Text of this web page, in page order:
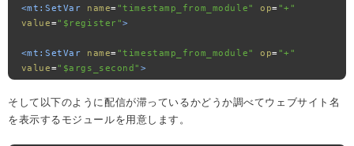
<mt:SetVar
name= "timestamp_from_module" op= "+"
value="$register">
<mt:SetVar name= "timestamp_from_module" op= "+"
value="$args_second" >
そして以下のように配信が滞っているかどうか調べてウェブサイト名
を表示するモジュールを用意します。